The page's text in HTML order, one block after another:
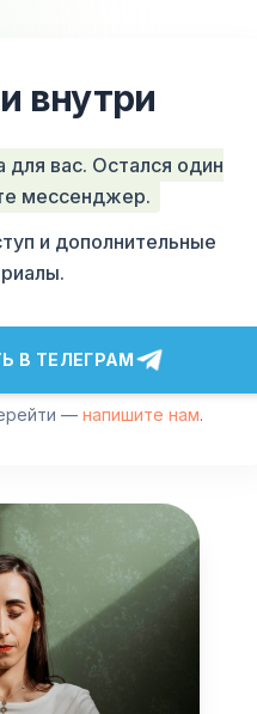
внутри
для вас. Остался один
мессенджер.
и дополнительные
В ТЕЛЕГРАМ
— напишите нам.